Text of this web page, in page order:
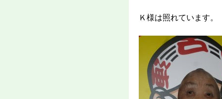
Ｋ様は照れています。